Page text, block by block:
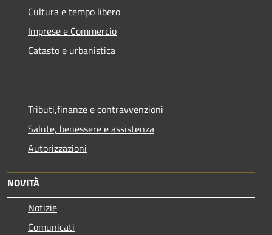
Cultura e tempo libero
Imprese e Commercio
Catasto e urbanistica
Tributi,finanze e contravvenzioni
Salute, benessere e assistenza
Autorizzazioni
NOVITÀ
Notizie
Comunicati